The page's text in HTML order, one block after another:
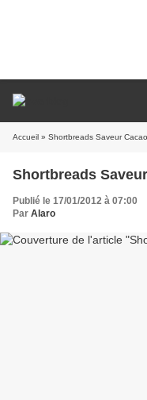
Accueil » Shortbreads Saveur
Shortbreads
Publié le 17/01/2012 à 07:00
Par Alaro